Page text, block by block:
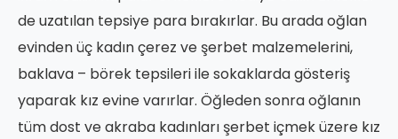
de uzatılan tepsiye para bırakırlar. Bu arada oğlan
evinden üç kadın çerez ve şerbet malzemelerini,
baklava – börek tepsileri ile sokaklarda gösteriş
yaparak kız evine varırlar. Öğleden sonra oğlanın
tüm dost ve akraba kadınları şerbet içmek üzere kız